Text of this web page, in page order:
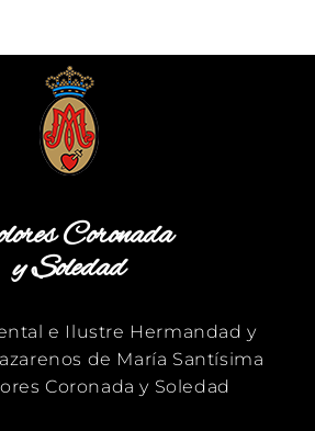
Coronada
y Soledad
e Ilustre Hermandad y
de María Santísima
Coronada y Soledad